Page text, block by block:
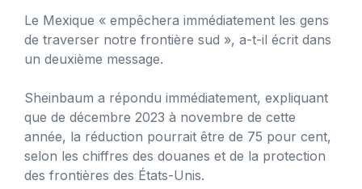
Le Mexique « empêchera immédiatement les gens
de traverser notre frontière sud », a-t-il écrit dans
un deuxième message.
Sheinbaum a répondu immédiatement, expliquant
que de décembre 2023 à novembre de cette
année, la réduction pourrait être de 75 pour cent,
selon les chiffres des douanes et de la protection
des frontières des États-Unis.